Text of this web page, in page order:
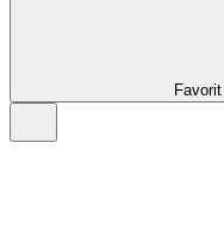
Favorit